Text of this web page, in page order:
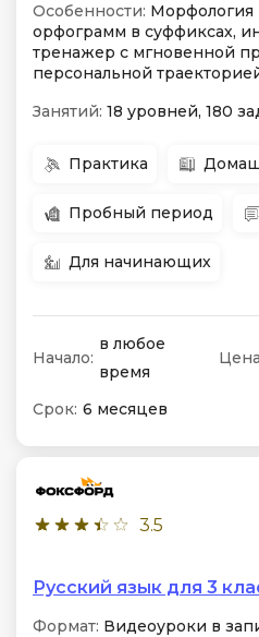
Особенности: Морфология
орфограмм в суффиксах,
тренажер с мгновенной
персональной
Занятий: 18 уровней, 180
Практика
Пробный период
Для начинающих
Начало:
в любое
время
Срок: 6 месяцев
3.5
Русский язык для 3
Формат: Видеоуроки в